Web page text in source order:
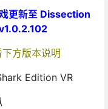
更新至 Dissection
方版本说明
Edition VR